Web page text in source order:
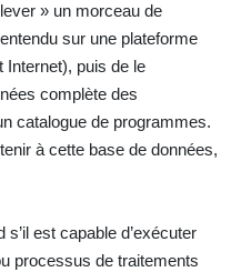
» un morceau de
sur une plateforme
Internet), puis de le
complète des
catalogue de programmes.
à cette base de données,
est capable d’exécuter
processus de traitements